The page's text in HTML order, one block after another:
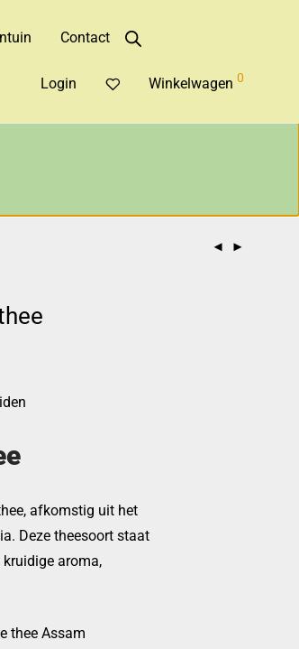
Contact
Login Winkelwagen 0
afkomstig uit het
Deze theesoort staat
aroma,
thee Assam